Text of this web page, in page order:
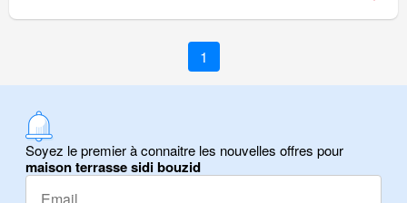
1
Soyez le premier à connaitre les nouvelles offres pour
maison terrasse sidi bouzid